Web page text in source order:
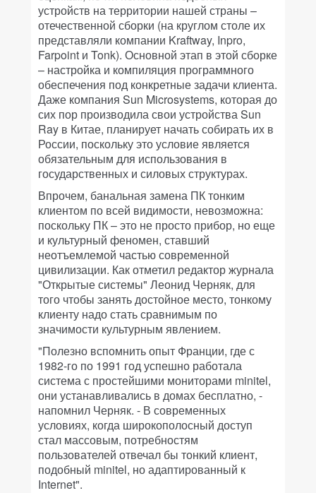
устройств на территории нашей страны –
отечественной сборки (на круглом столе их
представляли компании Kraftway, Inpro,
Farpoint и Tonk). Основной этап в этой сборке
– настройка и компиляция программного
обеспечения под конкретные задачи клиента.
Даже компания Sun Microsystems, которая до
сих пор производила свои устройства Sun
Ray в Китае, планирует начать собирать их в
России, поскольку это условие является
обязательным для использования в
государственных и силовых структурах.
Впрочем, банальная замена ПК тонким
клиентом по всей видимости, невозможна:
поскольку ПК – это не просто прибор, но еще
и культурный феномен, ставший
неотъемлемой частью современной
цивилизации. Как отметил редактор журнала
"Открытые системы" Леонид Черняк, для
того чтобы занять достойное место, тонкому
клиенту надо стать сравнимым по
значимости культурным явлением.
"Полезно вспомнить опыт Франции, где с
1982-го по 1991 год успешно работала
система с простейшими мониторами minitel,
они устанавливались в домах бесплатно, -
напомнил Черняк. - В современных
условиях, когда широкополосный доступ
стал массовым, потребностям
пользователей отвечал бы тонкий клиент,
подобный minitel, но адаптированный к
Internet".